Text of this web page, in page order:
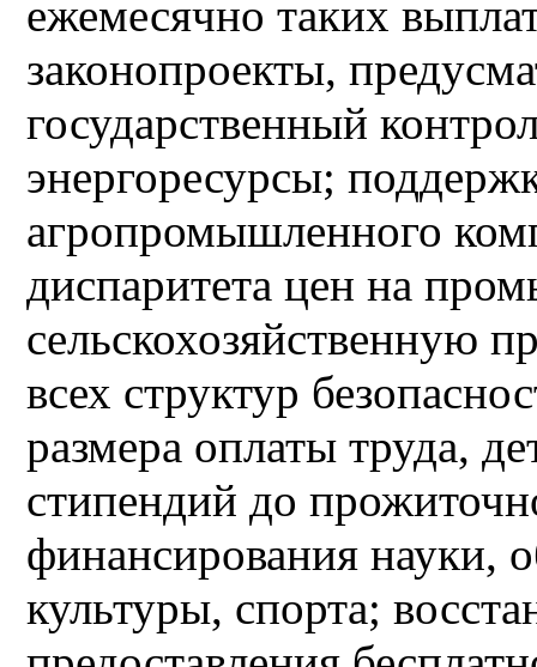
ежемесячно таких
законопроекты,
государственный
энергоресурсы;
агропромышленного
диспаритета цен на
сельскохозяйственную
всех структур
размера оплаты труда,
стипендий до
финансирования науки,
культуры, спорта;